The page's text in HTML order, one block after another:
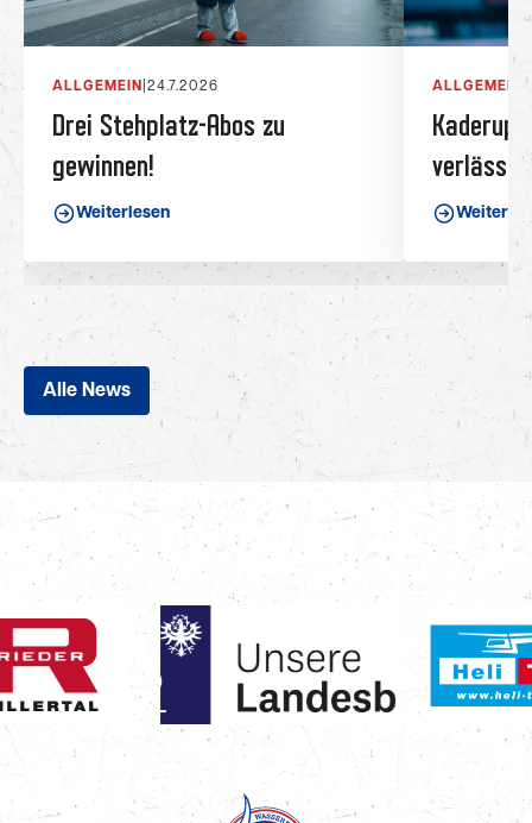
ALLGEMEIN 24.7.2026
Drei Stehplatz-Abos zu
gewinnen!
Weiterlesen
ALLGEMEIN |
verlässt
Alle News